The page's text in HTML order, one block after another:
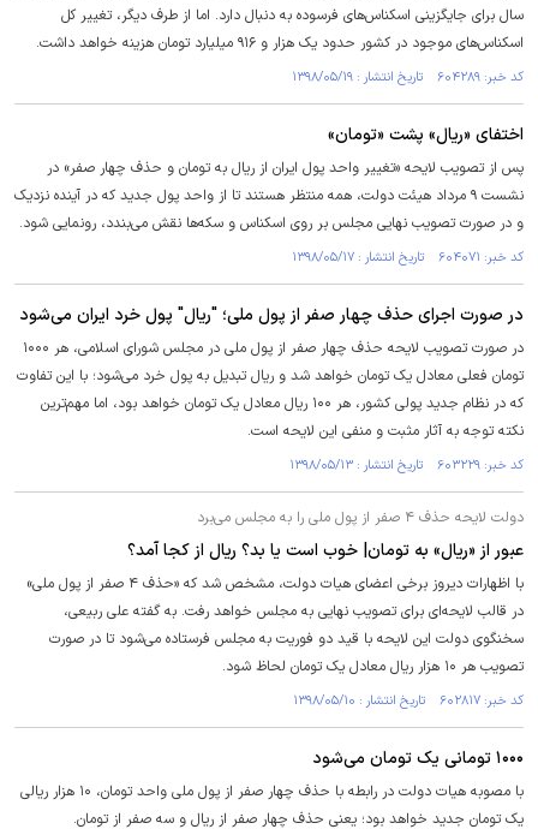
سال برای جایگزینی اسکناس‌های فرسوده به دنبال دارد. اما از طرف دیگر، تغییر کل
اسکناس‌های موجود در کشور حدود یک هزار و ۹۱۶ میلیارد تومان هزینه خواهد داشت.
کد خبر: ۶۰۴۲۸۹ تاریخ انتشار : ۱۳۹۸/۰۵/۱۹
اختفای «ریال» پشت «تومان»
پس از تصویب لایحه «تغییر واحد پول ایران از ریال به تومان و حذف چهار صفر» در
نشست ۹ مرداد هیئت دولت، همه منتظر هستند تا از واحد پول جدید که در آینده نزدیک
و در صورت تصویب نهایی مجلس بر روی اسکناس و سکه‌ها نقش می‌بندد، رونمایی شود.
کد خبر: ۶۰۴۰۷۱ تاریخ انتشار : ۱۳۹۸/۰۵/۱۷
در صورت اجرای حذف چهار صفر از پول ملی؛ "ریال" پول خرد ایران می‌شود
در صورت تصویب لایحه حذف چهار صفر از پول ملی در مجلس شورای اسلامی، هر ۱۰۰۰
تومان فعلی معادل یک تومان خواهد شد و ریال تبدیل به پول خرد می‌شود؛ با این تفاوت
که در نظام جدید پولی کشور، هر ۱۰۰ ریال معادل یک تومان خواهد بود، اما مهم‌ترین
نکته توجه به آثار مثبت و منفی این لایحه است.
کد خبر: ۶۰۳۲۲۹ تاریخ انتشار : ۱۳۹۸/۰۵/۱۳
دولت لایحه حذف ۴ صفر از پول ملی را به مجلس می‌برد
عبور از «ریال» به تومان| خوب است یا بد؟ ریال از کجا آمد؟
با اظهارات دیروز برخی اعضای هیات دولت، مشخص شد که «حذف ۴ صفر از پول ملی»
در قالب لایحه‌ای برای تصویب نهایی به مجلس خواهد رفت. به گفته علی ربیعی،
سخنگوی دولت این لایحه با قید دو فوریت به مجلس فرستاده می‌شود تا در صورت
تصویب هر ۱۰ هزار ریال معادل یک تومان لحاظ شود.
کد خبر: ۶۰۲۸۱۷ تاریخ انتشار : ۱۳۹۸/۰۵/۱۰
۱۰۰۰ تومانی یک تومان می‌شود
با مصوبه هیات دولت در رابطه با حذف چهار صفر از پول ملی واحد تومان، ۱۰ هزار ریالی
یک تومان جدید خواهد بود؛ یعنی حذف چهار صفر از ریال و سه صفر از تومان.